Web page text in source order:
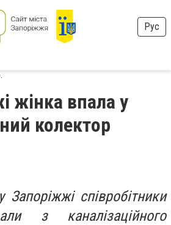
Рус
жінка впала у
колектор
Запоріжжі співробітники
з каналізаційного